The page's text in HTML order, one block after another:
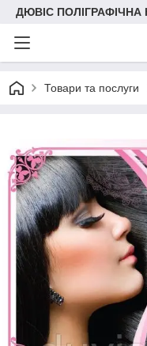
ДЮВІС ПОЛІГРАФІЧНА
Товари та послуги